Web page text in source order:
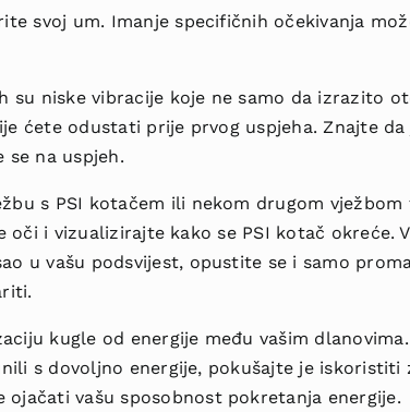
svoj um. Imanje specifičnih očekivanja
su niske vibracije koje ne samo da izrazito
ćete odustati prije prvog uspjeha. Znajte
na uspjeh.
s PSI kotačem ili nekom drugom vježbom
i vizualizirajte kako se PSI kotač okreće.
u vašu podsvijest, opustite se i samo
kugle od energije među vašim
s dovoljno energije, pokušajte je iskoristiti
ojačati vašu sposobnost pokretanja energije.